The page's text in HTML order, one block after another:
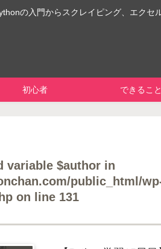
の入門からスクレイピング、エクセ
初心者 できること
variable $author in
public_html/
on line 131